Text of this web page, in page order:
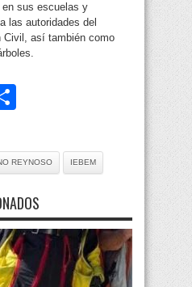
sus escuelas y
las autoridades del
Civil, así también como
REYNOSO IEBEM